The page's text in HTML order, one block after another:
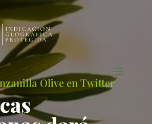
Olive en Twitter